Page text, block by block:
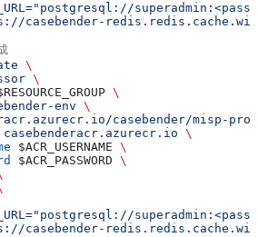
casebender-
\
\
\
env \
casebender/misp-
casebenderacr.azurecr.io \
$ACR_USERNAME \
$ACR_PASSWORD \
casebender-